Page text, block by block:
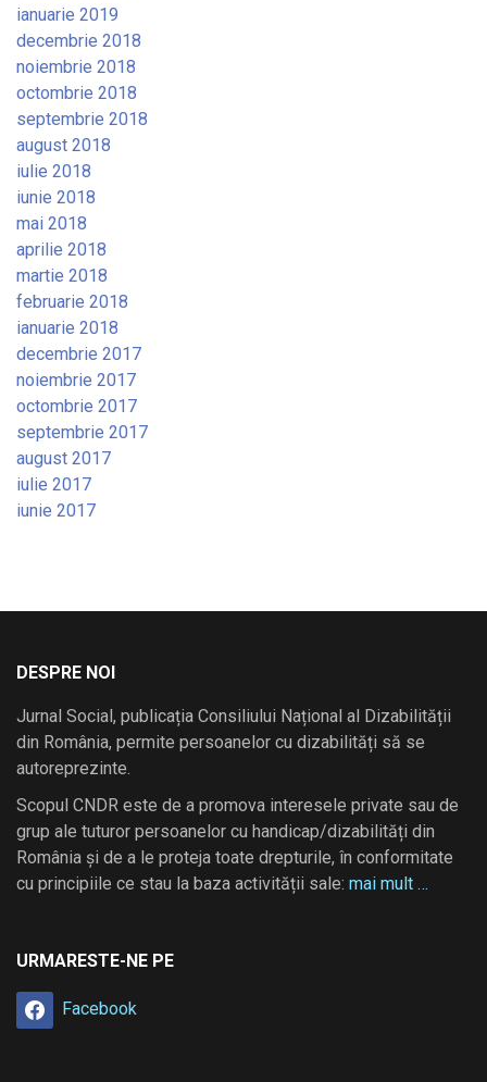
ianuarie 2019
decembrie 2018
noiembrie 2018
octombrie 2018
septembrie 2018
august 2018
iulie 2018
iunie 2018
mai 2018
aprilie 2018
martie 2018
februarie 2018
ianuarie 2018
decembrie 2017
noiembrie 2017
octombrie 2017
septembrie 2017
august 2017
iulie 2017
iunie 2017
DESPRE NOI
Jurnal Social, publicația Consiliului Național al Dizabilității
din România, permite persoanelor cu dizabilități să se
autoreprezinte.
Scopul CNDR este de a promova interesele private sau de
grup ale tuturor persoanelor cu handicap/dizabilități din
România și de a le proteja toate drepturile, în conformitate
cu principiile ce stau la baza activității sale: mai mult …
URMARESTE-NE PE
Facebook